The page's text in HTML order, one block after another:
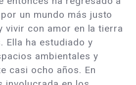
un mundo más justo
vivir con amor en la tierra
Ella ha estudiado y
ambientales y
casi ocho años. En